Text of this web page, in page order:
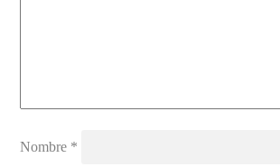
Nombre *